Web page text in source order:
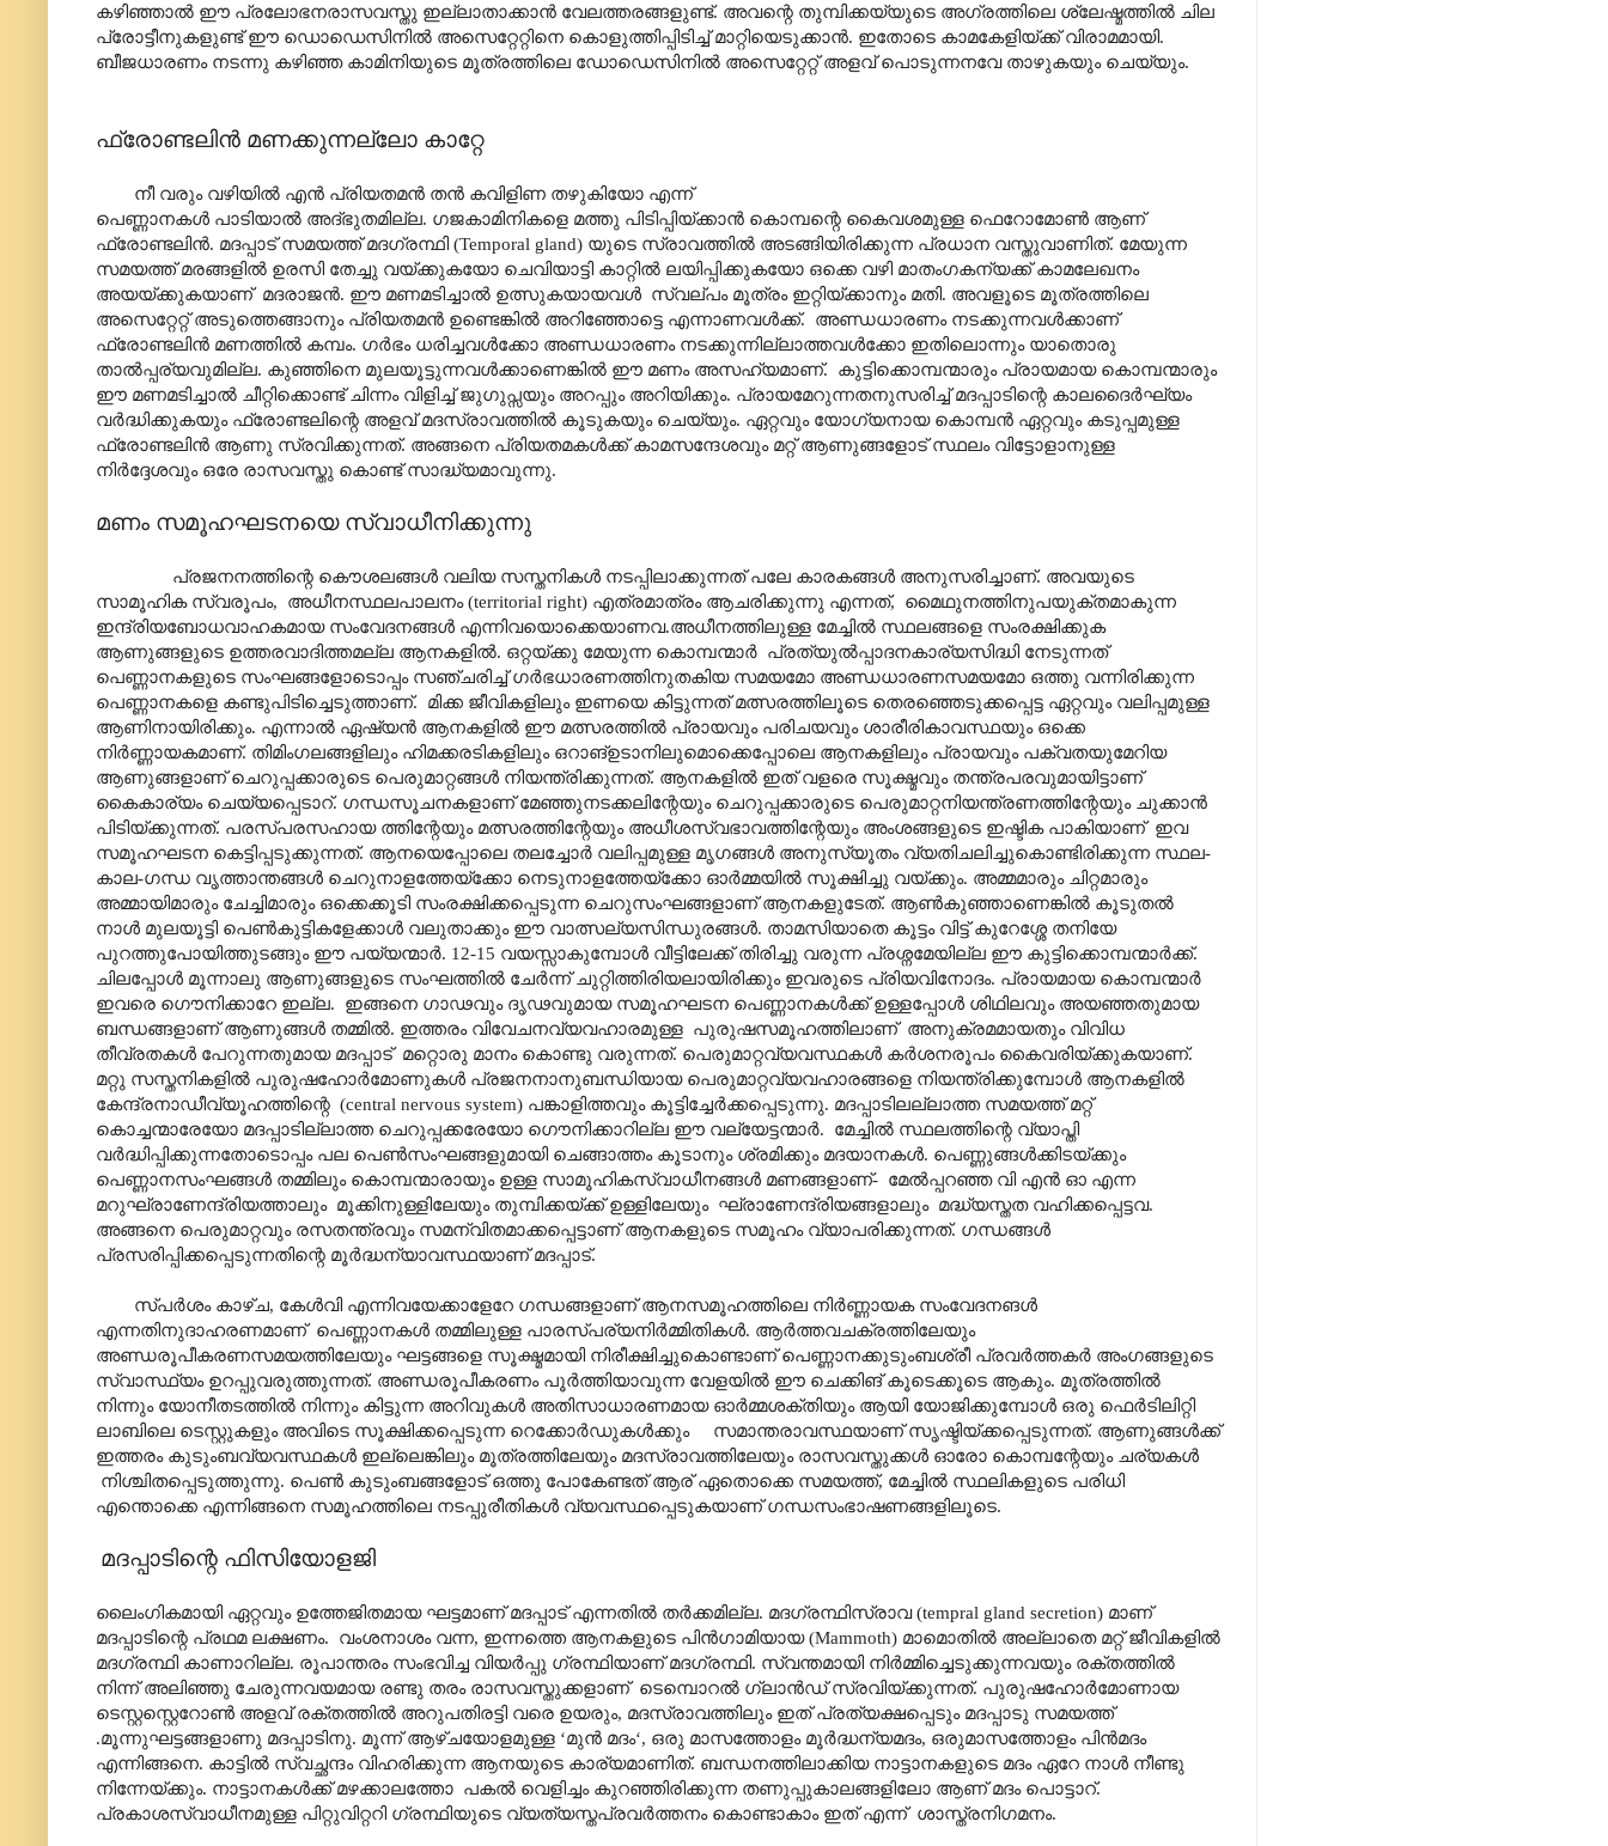
കഴിഞ്ഞാൽ ഈ പ്രലോഭനരാസവസ്തു ഇല്ലാതാക്കാൻ വേലത്തരങ്ങളുണ്ട്. അവന്റെ തുമ്പിക്കയ്യുടെ അഗ്രത്തിലെ ശ്ലേഷ്മത്തിൽ ചില
പ്രോട്ടീനുകളുണ്ട് ഈ ഡൊഡെസിനിൽ അസെറ്റേറ്റിനെ കൊളുത്തിപ്പിടിച്ച് മാറ്റിയെടുക്കാൻ. ഇതോടെ കാമകേളിയ്ക്ക് വിരാമമായി.
ബീജധാരണം നടന്നു കഴിഞ്ഞ കാമിനിയുടെ മൂത്രത്തിലെ ഡോഡെസിനിൽ അസെറ്റേറ്റ് അളവ് പൊടുന്നനവേ താഴുകയും ചെയ്യും.
ഫ്രോണ്ടലിൻ മണക്കുന്നല്ലോ കാറ്റേ
നീ വരും വഴിയിൽ എൻ പ്രിയതമൻ തൻ കവിളിണ തഴുകിയോ എന്ന്
പെണ്ണാനകൾ പാടിയാൽ അദ്ഭുതമില്ല. ഗജകാമിനികളെ മത്തു പിടിപ്പിയ്ക്കാൻ കൊമ്പന്റെ കൈവശമുള്ള ഫെറോമോൺ ആണ്
ഫ്രോണ്ടലിൻ. മദപ്പാട് സമയത്ത് മദഗ്രന്ഥി (Temporal gland) യുടെ സ്രാവത്തിൽ അടങ്ങിയിരിക്കുന്ന പ്രധാന വസ്തുവാണിത്. മേയുന്ന
സമയത്ത് മരങ്ങളിൽ ഉരസി തേച്ചു വയ്ക്കുകയോ ചെവിയാട്ടി കാറ്റിൽ ലയിപ്പിക്കുകയോ ഒക്കെ വഴി മാതംഗകന്യക്ക് കാമലേഖനം
അയയ്ക്കുകയാണ് മദരാജൻ. ഈ മണമടിച്ചാൽ ഉത്സുകയായവൾ സ്വല്പം മൂത്രം ഇറ്റിയ്ക്കാനും മതി. അവളൂടെ മൂത്രത്തിലെ
അസെറ്റേറ്റ് അടുത്തെങ്ങാനും പ്രിയതമൻ ഉണ്ടെങ്കിൽ അറിഞ്ഞോട്ടെ എന്നാണവൾക്ക്. അണ്ഡധാരണം നടക്കുന്നവൾക്കാണ്
ഫ്രോണ്ടലിൻ മണത്തിൽ കമ്പം. ഗർഭം ധരിച്ചവൾക്കോ അണ്ഡധാരണം നടക്കുന്നില്ലാത്തവൾക്കോ ഇതിലൊന്നും യാതൊരു
താൽ‌പ്പര്യവുമില്ല. കുഞ്ഞിനെ മുലയൂട്ടുന്നവൾക്കാണെങ്കിൽ ഈ മണം അസഹ്യമാണ്. കുട്ടിക്കൊമ്പന്മാരും പ്രായമായ കൊമ്പന്മാരും
ഈ മണമടിച്ചാൽ ചീറ്റിക്കൊണ്ട് ചിന്നം വിളിച്ച് ജുഗുപ്സയും അറപ്പും അറിയിക്കും. പ്രായമേറുന്നതനുസരിച്ച് മദപ്പാടിന്റെ കാലദൈർഘ്യം
വർദ്ധിക്കുകയും ഫ്രോണ്ടലിന്റെ അളവ് മദസ്രാവത്തിൽ കൂടുകയും ചെയ്യും. ഏറ്റവും യോഗ്യനായ കൊമ്പൻ ഏറ്റവും കടുപ്പമുള്ള
ഫ്രോണ്ടലിൻ ആണു സ്രവിക്കുന്നത്. അങ്ങനെ പ്രിയതമകൾക്ക് കാമസന്ദേശവും മറ്റ് ആണുങ്ങളോട് സ്ഥലം വിട്ടോളാനുള്ള
നിർദ്ദേശവും ഒരേ രാസവസ്തു കൊണ്ട് സാദ്ധ്യമാവുന്നു.
മണം സമൂഹഘടനയെ സ്വാധീനിക്കുന്നു
പ്രജനനത്തിന്റെ കൌശലങ്ങൾ വലിയ സസ്തനികൾ നടപ്പിലാക്കുന്നത് പലേ കാരകങ്ങൾ അനുസരിച്ചാണ്. അവയുടെ
സാമൂഹിക സ്വരൂപം, അധീനസ്ഥലപാലനം (territorial right) എത്രമാത്രം ആചരിക്കുന്നു എന്നത്, മൈഥുനത്തിനുപയുക്തമാകുന്ന
ഇന്ദ്രിയബോധവാഹകമായ സംവേദനങ്ങൾ എന്നിവയൊക്കെയാണവ.അധീനത്തിലുള്ള മേച്ചിൽ സ്ഥലങ്ങളെ സംരക്ഷിക്കുക
ആണുങ്ങളുടെ ഉത്തരവാദിത്തമല്ല ആനകളിൽ. ഒറ്റയ്ക്കു മേയുന്ന കൊമ്പന്മാർ പ്രത്യുൽ‌പ്പാദനകാര്യസിദ്ധി നേടുന്നത്
പെണ്ണാനകളുടെ സംഘങ്ങളോടൊപ്പം സഞ്ചരിച്ച് ഗർഭധാരണത്തിനുതകിയ സമയമോ അണ്ഡധാരണസമയമോ ഒത്തു വന്നിരിക്കുന്ന
പെണ്ണാനകളെ കണ്ടുപിടിച്ചെടുത്താണ്. മിക്ക ജീവികളിലും ഇണയെ കിട്ടുന്നത് മത്സരത്തിലൂടെ തെരഞ്ഞെടുക്കപ്പെട്ട ഏറ്റവും വലിപ്പമുള്ള
ആണിനായിരിക്കും. എന്നാൽ ഏഷ്യൻ ആനകളിൽ ഈ മത്സരത്തിൽ പ്രായവും പരിചയവും ശാരീരികാവസ്ഥയും ഒക്കെ
നിർണ്ണായകമാണ്. തിമിംഗലങ്ങളിലും ഹിമക്കരടികളിലും ഒറാങ്ഉടാനിലുമൊക്കെപ്പോലെ ആനകളിലും പ്രായവും പക്വതയുമേറിയ
ആണുങ്ങളാണ് ചെറുപ്പക്കാരുടെ പെരുമാറ്റങ്ങൾ നിയന്ത്രിക്കുന്നത്. ആനകളിൽ ഇത് വളരെ സൂക്ഷ്മവും തന്ത്രപരവുമായിട്ടാണ്
കൈകാര്യം ചെയ്യപ്പെടാറ്‌. ഗന്ധസൂചനകളാണ് മേഞ്ഞുനടക്കലിന്റേയും ചെറുപ്പക്കാരുടെ പെരുമാറ്റനിയന്ത്രണത്തിന്റേയും ചുക്കാൻ
പിടിയ്ക്കുന്നത്. പരസ്പരസഹായ ത്തിന്റേയും മത്സരത്തിന്റേയും അധീശസ്വഭാവത്തിന്റേയും അംശങ്ങളുടെ ഇഷ്ടിക പാകിയാണ് ഇവ
സമൂഹഘടന കെട്ടിപ്പടുക്കുന്നത്. ആനയെപ്പോലെ തലച്ചോർ വലിപ്പമുള്ള മൃഗങ്ങൾ അനുസ്യൂതം വ്യതിചലിച്ചുകൊണ്ടിരിക്കുന്ന സ്ഥല-
കാല-ഗന്ധ വൃത്താന്തങ്ങൾ ചെറുനാളത്തേയ്ക്കോ നെടുനാളത്തേയ്ക്കോ ഓർമ്മയിൽ സൂക്ഷിച്ചു വയ്ക്കും. അമ്മമാരും ചിറ്റമാരും
അമ്മായിമാരും ചേച്ചിമാരും ഒക്കെക്കൂടി സംരക്ഷിക്കപ്പെടുന്ന ചെറുസംഘങ്ങളാണ് ആനകളുടേത്. ആൺകുഞ്ഞാണെങ്കിൽ കൂടുതൽ
നാൾ മുലയൂട്ടി പെൺകുട്ടികളേക്കാൾ വലുതാക്കും ഈ വാത്സല്യസിന്ധുരങ്ങൾ. താമസിയാതെ കൂട്ടം വിട്ട് കുറേശ്ശേ തനിയേ
പുറത്തുപോയിത്തുടങ്ങും ഈ പയ്യന്മാർ. 12-15 വയസ്സാകുമ്പോൾ വീട്ടിലേക്ക് തിരിച്ചു വരുന്ന പ്രശ്നമേയില്ല ഈ കുട്ടിക്കൊമ്പന്മാർക്ക്.
ചിലപ്പോൾ മൂന്നാലു ആണുങ്ങളുടെ സംഘത്തിൽ ചേർന്ന് ചുറ്റിത്തിരിയലായിരിക്കും ഇവരുടെ പ്രിയവിനോദം. പ്രായമായ കൊമ്പന്മാർ
ഇവരെ ഗൌനിക്കാറേ ഇല്ല. ഇങ്ങനെ ഗാഢവും ദൃഢവുമായ സമൂഹഘടന പെണ്ണാനകൾക്ക് ഉള്ളപ്പോൾ ശിഥിലവും അയഞ്ഞതുമായ
ബന്ധങ്ങളാണ് ആണുങ്ങൾ തമ്മിൽ. ഇത്തരം വിവേചനവ്യവഹാരമുള്ള പുരുഷസമൂഹത്തിലാണ് അനുക്രമമായതും വിവിധ
തീവ്രതകൾ പേറുന്നതുമായ മദപ്പാട് മറ്റൊരു മാനം കൊണ്ടു വരുന്നത്. പെരുമാറ്റവ്യവസ്ഥകൾ കർശനരൂപം കൈവരിയ്ക്കുകയാണ്.
മറ്റു സസ്തനികളിൽ പുരുഷഹോർമോണുകൾ പ്രജനനാനുബന്ധിയായ പെരുമാറ്റവ്യവഹാരങ്ങളെ നിയന്ത്രിക്കുമ്പോൾ ആനകളിൽ
കേന്ദ്രനാഡീവ്യൂഹത്തിന്റെ (central nervous system) പങ്കാളിത്തവും കൂട്ടിച്ചേർക്കപ്പെടുന്നു. മദപ്പാടിലല്ലാത്ത സമയത്ത് മറ്റ്
കൊച്ചന്മാരേയോ മദപ്പാടില്ലാത്ത ചെറുപ്പക്കരേയോ ഗൌനിക്കാറില്ല ഈ വല്യേട്ടന്മാർ. മേച്ചിൽ സ്ഥലത്തിന്റെ വ്യാപ്തി
വർദ്ധിപ്പിക്കുന്നതോടൊപ്പം പല പെൺസംഘങ്ങളുമായി ചെങ്ങാത്തം കൂടാനും ശ്രമിക്കും മദയാനകൾ. പെണ്ണുങ്ങൾക്കിടയ്ക്കും
പെണ്ണാനസംഘങ്ങൾ തമ്മിലും കൊമ്പന്മാരായും ഉള്ള സാമൂഹികസ്വാധീനങ്ങൾ മണങ്ങളാണ്- മേൽ‌പ്പറഞ്ഞ വി എൻ ഓ എന്ന
മറുഘ്രാണേന്ദ്രിയത്താലും മൂക്കിനുള്ളിലേയും തുമ്പിക്കയ്ക്ക് ഉള്ളിലേയും ഘ്രാണേന്ദ്രിയങ്ങളാലും മദ്ധ്യസ്തത വഹിക്കപ്പെട്ടവ.
അങ്ങനെ പെരുമാറ്റവും രസതന്ത്രവും സമന്വിതമാക്കപ്പെട്ടാണ് ആനകളുടെ സമൂഹം വ്യാപരിക്കുന്നത്. ഗന്ധങ്ങൾ
പ്രസരിപ്പിക്കപ്പെടുന്നതിന്റെ മൂർദ്ധന്യാവസ്ഥയാണ് മദപ്പാട്.
സ്പർശം കാഴ്ച, കേൾവി എന്നിവയേക്കാളേറേ ഗന്ധങ്ങളാണ് ആനസമൂഹത്തിലെ നിർണ്ണായക സംവേദനങൾ
എന്നതിനുദാഹരണമാണ് പെണ്ണാനകൾ തമ്മിലുള്ള പാരസ്പര്യനിർമ്മിതികൾ. ആർത്തവചക്രത്തിലേയും
അണ്ഡരൂപീകരണസമയത്തിലേയും ഘട്ടങ്ങളെ സൂക്ഷ്മമായി നിരീക്ഷിച്ചുകൊണ്ടാണ് പെണ്ണാനക്കുടുംബശ്രീ പ്രവർത്തകർ അംഗങ്ങളുടെ
സ്വാസ്ഥ്യം ഉറപ്പുവരുത്തുന്നത്. അണ്ഡരൂപീകരണം പൂർത്തിയാവുന്ന വേളയിൽ ഈ ചെക്കിങ് കൂടെക്കൂടെ ആകും. മൂത്രത്തിൽ
നിന്നും യോനീതടത്തിൽ നിന്നും കിട്ടുന്ന അറിവുകൾ അതിസാധാരണമായ ഓർമ്മശക്തിയും ആയി യോജിക്കുമ്പോൾ ഒരു ഫെർടിലിറ്റി
ലാബിലെ ടെസ്റ്റുകളും അവിടെ സൂക്ഷിക്കപ്പെടുന്ന റെക്കോർഡുകൾക്കും സമാന്തരാവസ്ഥയാണ് സൃഷ്ടിയ്ക്കപ്പെടുന്നത്. ആണുങ്ങൾക്ക്
ഇത്തരം കുടുംബവ്യവസ്ഥകൾ ഇല്ലെങ്കിലും മൂത്രത്തിലേയും മദസ്രാവത്തിലേയും രാസവസ്തുക്കൾ ഓരോ കൊമ്പന്റേയും ചര്യകൾ
നിശ്ചിതപ്പെടുത്തുന്നു. പെൺ കുടുംബങ്ങളോട് ഒത്തു പോകേണ്ടത് ആര് ഏതൊക്കെ സമയത്ത്, മേച്ചിൽ സ്ഥലികളുടെ പരിധി
എന്തൊക്കെ എന്നിങ്ങനെ സമൂഹത്തിലെ നടപ്പുരീതികൾ വ്യവസ്ഥപ്പെടുകയാണ് ഗന്ധസംഭാഷണങ്ങളിലൂടെ.
മദപ്പാടിന്റെ ഫിസിയോളജി
ലൈംഗികമായി ഏറ്റവും ഉത്തേജിതമായ ഘട്ടമാണ് മദപ്പാട് എന്നതിൽ തർക്കമില്ല. മദഗ്രന്ഥിസ്രാവ (tempral gland secretion) മാണ്
മദപ്പാടിന്റെ പ്രഥമ ലക്ഷണം. വംശനാശം വന്ന, ഇന്നത്തെ ആനകളുടെ പിൻഗാമിയായ (Mammoth) മാമൊതിൽ അല്ലാതെ മറ്റ് ജീവികളിൽ
മദഗ്രന്ഥി കാണാറില്ല. രൂപാന്തരം സംഭവിച്ച വിയർപ്പു ഗ്രന്ഥിയാണ് മദഗ്രന്ഥി. സ്വന്തമായി നിർമ്മിച്ചെടുക്കുന്നവയും രക്തത്തിൽ
നിന്ന് അലിഞ്ഞു ചേരുന്നവയമായ രണ്ടു തരം രാസവസ്തുക്കളാണ് ടെമ്പൊറൽ ഗ്ലാൻഡ് സ്രവിയ്ക്കുന്നത്. പുരുഷഹോർമോണായ
ടെസ്റ്റസ്റ്റെറോൺ അളവ് രക്തത്തിൽ അറുപതിരട്ടി വരെ ഉയരും, മദസ്രാവത്തിലും ഇത് പ്രത്യക്ഷപ്പെടും മദപ്പാടു സമയത്ത്
.മൂന്നുഘട്ടങ്ങളാണു മദപ്പാടിനു. മൂന്ന് ആഴ്ചയോളമുള്ള ‘മുൻ മദം‘, ഒരു മാസത്തോളം മൂർദ്ധന്യമദം, ഒരുമാസത്തോളം പിൻമദം
എന്നിങ്ങനെ. കാട്ടിൽ സ്വച്ഛന്ദം വിഹരിക്കുന്ന ആനയുടെ കാര്യമാണിത്. ബന്ധനത്തിലാക്കിയ നാ‍ട്ടാനകളുടെ മദം ഏറേ നാൾ നീണ്ടു
നിന്നേയ്ക്കും. നാട്ടാനകൾക്ക് മഴക്കാലത്തോ പകൽ വെളിച്ചം കുറഞ്ഞിരിക്കുന്ന തണുപ്പുകാലങ്ങളിലോ ആണ് മദം പൊട്ടാറ്‌.
പ്രകാശസ്വാധീനമുള്ള പിറ്റുവിറ്ററി ഗ്രന്ഥിയുടെ വ്യത്യസ്തപ്രവർത്തനം കൊണ്ടാകാം ഇത് എന്ന് ശാസ്ത്രനിഗമനം.